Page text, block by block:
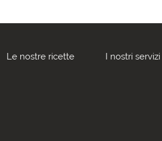
Le nostre ricette I nostri servizi